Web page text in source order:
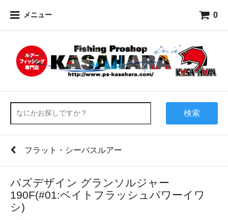
メニュー 0
検索
フラット・シーバスルアー
パズデザイン グランソルジャー
190F(#01:ベイトフラッシュパワーイワ
シ)